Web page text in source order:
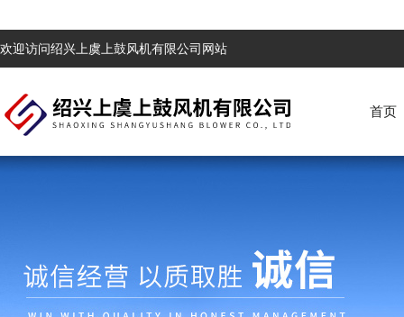
欢迎访问绍兴上虞上鼓风机有限公司网站
首页